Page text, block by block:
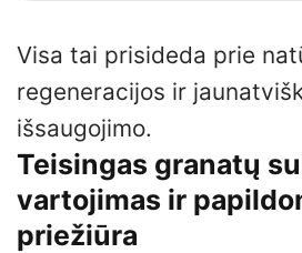
Visa tai prisideda prie
regeneracijos ir
išsaugojimo.
Teisingas granatų
vartojimas ir
priežiūra